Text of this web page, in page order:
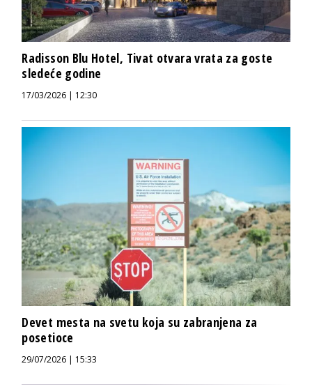
Radisson Blu Hotel, Tivat otvara vrata za goste
sledeće godine
17/03/2026 | 12:30
Devet mesta na svetu koja su zabranjena za
posetioce
29/07/2026 | 15:33